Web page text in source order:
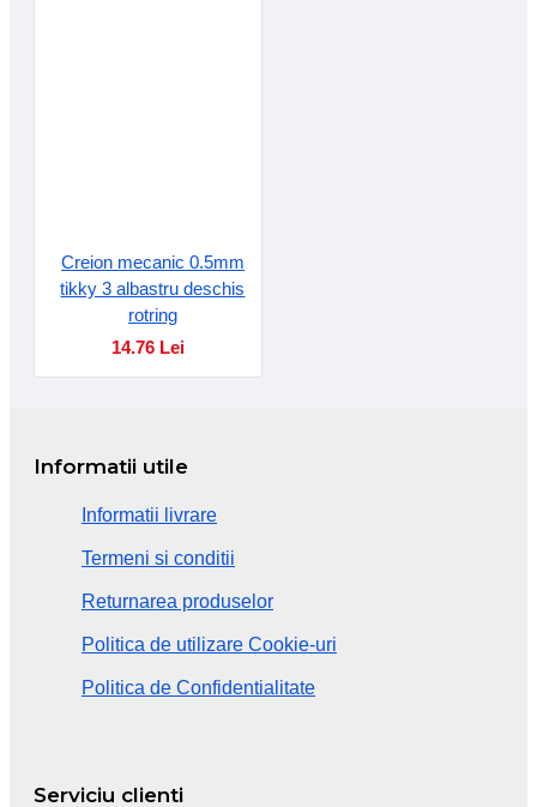
Creion mecanic 0.5mm
tikky 3 albastru deschis
rotring
14.76 Lei
Informatii utile
Informatii livrare
Termeni si conditii
Returnarea produselor
Politica de utilizare Cookie-uri
Politica de Confidentialitate
Serviciu clienti